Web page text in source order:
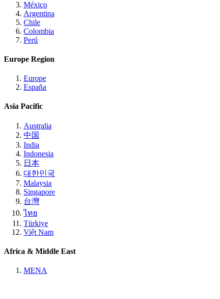
México
Argentina
Chile
Colombia
Perú
Europe Region
Europe
España
Asia Pacific
Australia
中国
India
Indonesia
日本
대한민국
Malaysia
Singapore
台灣
ไทย
Türkiye
Việt Nam
Africa & Middle East
MENA